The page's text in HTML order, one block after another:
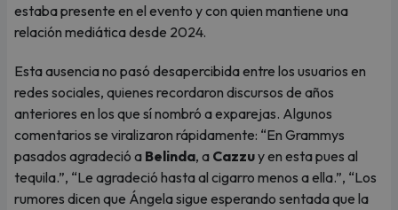
estaba presente en el evento y con quien mantiene una
relación mediática desde 2024.
Esta ausencia no pasó desapercibida entre los usuarios en
redes sociales, quienes recordaron discursos de años
anteriores en los que sí nombró a exparejas. Algunos
comentarios se viralizaron rápidamente: “En Grammys
pasados agradeció a Belinda, a Cazzuy en esta pues al
tequila.”, “Le agradeció hasta al cigarro menos a ella.”, “Los
rumores dicen que Ángela sigue esperando sentada que la